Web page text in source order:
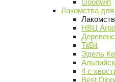
Goodwin
Лакомства
НВЦ
TitBit
Эдель
4 с
Best